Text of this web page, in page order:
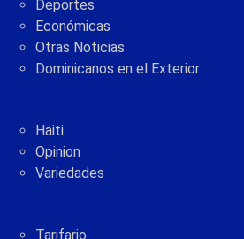
Deportes
Económicas
Otras Noticias
Dominicanos en el Exterior
Haiti
Opinion
Variedades
Tarifario